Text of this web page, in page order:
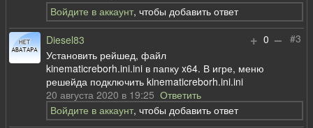
Войдите в аккаунт, чтобы добавить ответ
#3
+ 0 –
Diesel83
Установить рейшед, файл
kinematicreborh.ini.ini в папку x64. В игре, меню
решейда подключить kinematicreborh.ini.ini
20 августа 2020 в 19:25Ответить
Войдите в аккаунт, чтобы добавить ответ